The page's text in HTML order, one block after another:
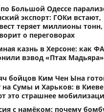
Большой Одессе
экспорт: ГОКи встают,
теряет миллионы тонн,
о переговорах
казнь в Херсоне: как
взвод «Птах
бойцов Ким Чен Ына
на Сумы и Харьков: в
это страшнее
с намёком: почему